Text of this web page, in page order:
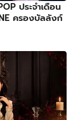
ประจำเดือน
ครองบัลลังก์